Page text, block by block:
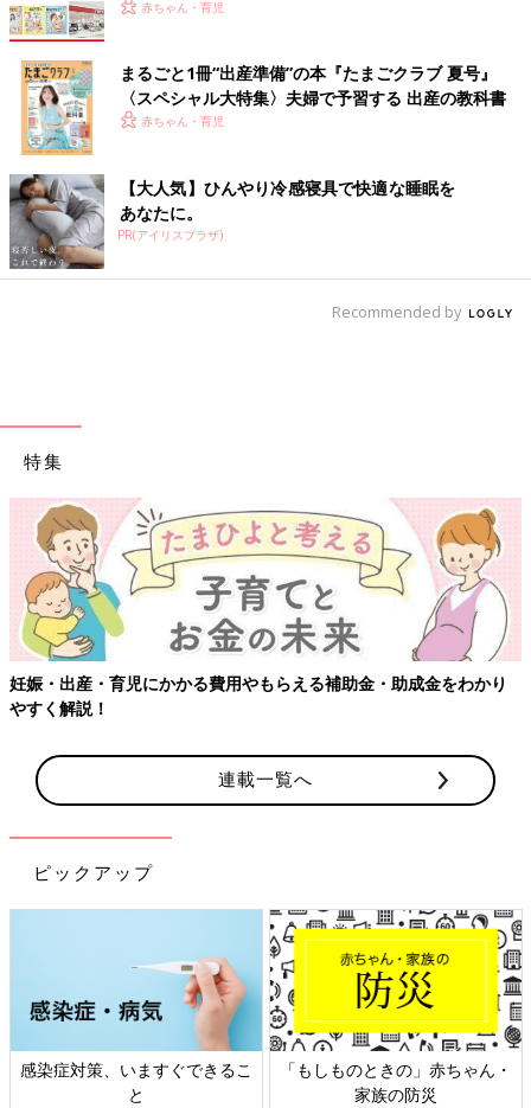
赤ちゃん・育児
まるごと1冊“出産準備”の本『たまごクラブ 夏号』
〈スペシャル大特集〉夫婦で予習する 出産の教科書
赤ちゃん・育児
【大人気】ひんやり冷感寝具で快適な睡眠を
あなたに。
PR(アイリスプラザ)
Recommended by
特集
【ワクチン接種できるものも】妊婦の感染症対策、知っておいて
連載一覧へ
ピックアップ
・
日本外来小児科学会リーフレッ
六星占術 細木かおりさんの
相談